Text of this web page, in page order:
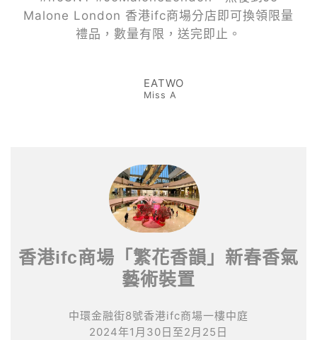
Malone London 香港ifc商場分店即可換領限量
禮品，數量有限，送完即止。
EATWO
Miss A
香港ifc商場「繁花香韻」新春香氣
藝術裝置
中環金融街8號香港ifc商場一樓中庭
2024年1月30日至2月25日